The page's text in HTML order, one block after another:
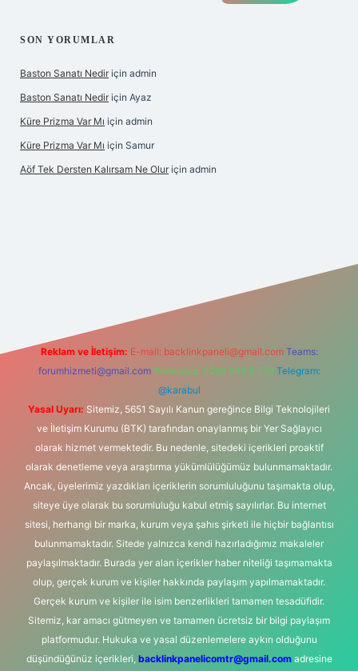
SON YORUMLAR
Baston Sanatı Nedir için admin
Baston Sanatı Nedir için Ayaz
Küre Prizma Var Mı için admin
Küre Prizma Var Mı için Samur
Aöf Tek Dersten Kalırsam Ne Olur için admin
Reklam ve İletişim: E-mail: backlinkpaneli@gmail.com Teams:
forumhizmeti@gmail.com Whatsapp: 0262 606 0 726 Telegram:
@karabul
Yasal Uyarı: Sitemiz, 5651 Sayılı Kanun gereğince Bilgi Teknolojileri
ve İletişim Kurumu (BTK) tarafından onaylanmış bir Yer Sağlayıcı
olarak hizmet vermektedir. Bu nedenle, sitedeki içerikleri proaktif
olarak denetleme veya araştırma yükümlülüğümüz bulunmamaktadır.
Ancak, üyelerimiz yazdıkları içeriklerin sorumluluğunu taşımakta olup,
siteye üye olarak bu sorumluluğu kabul etmiş sayılırlar. Bu internet
sitesi, herhangi bir marka, kurum veya şahıs şirketi ile hiçbir bağlantısı
bulunmamaktadır. Sitede yalnızca kendi hazırladığımız makaleler
paylaşılmaktadır. Burada yer alan içerikler haber niteliği taşımamakta
olup, gerçek kurum ve kişiler hakkında paylaşım yapılmamaktadır.
Gerçek kurum ve kişiler ile isim benzerlikleri tamamen tesadüfidir.
Sitemiz, kar amacı gütmeyen ve tamamen ücretsiz bir bilgi paylaşım
platformudur. Hukuka ve yasal düzenlemelere aykırı olduğunu
düşündüğünüz içerikleri, backlinkpanelicomtr@gmail.comadresine